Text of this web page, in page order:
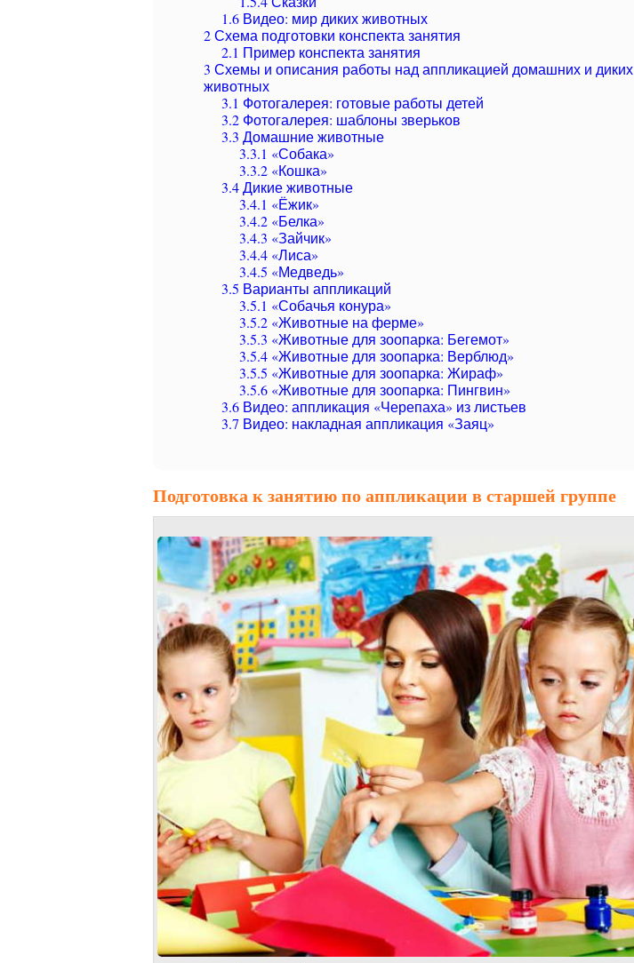
1.6 Видео: мир диких животных
2Схема подготовки конспекта занятия
2.1 Пример конспекта занятия
3 Схемы и описания работы над аппликацией домашних и диких
животных
3.1 Фотогалерея: готовые работы детей
3.2 Фотогалерея: шаблоны зверьков
3.3 Домашние животные
3.3.1 «Собака»
3.3.2 «Кошка»
3.4Дикие животные
3.4.1 «Ёжик»
3.4.2 «Белка»
3.4.3 «Зайчик»
3.4.4 «Лиса»
3.4.5 «Медведь»
3.5 Варианты аппликаций
3.5.1 «Собачья конура»
3.5.2 «Животные на ферме»
3.5.3 «Животные для зоопарка: Бегемот»
3.5.4 «Животные для зоопарка: Верблюд»
3.5.5 «Животные для зоопарка: Жираф»
3.5.6 «Животные для зоопарка: Пингвин»
3.6 Видео: аппликация «Черепаха» из листьев
3.7 Видео: накладная аппликация «Заяц»
Подготовка к занятию по аппликации в старшей группе